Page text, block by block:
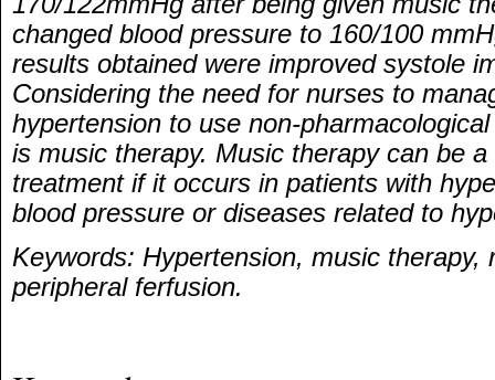
changed blood pressure to 160/100
results obtained were improved systole
Considering the need for nurses to
hypertension to use non-
is music therapy. Music therapy can be
treatment if it occurs in patients with
blood pressure or diseases related to
Keywords: Hypertension, music therapy,
peripheral ferfusion.